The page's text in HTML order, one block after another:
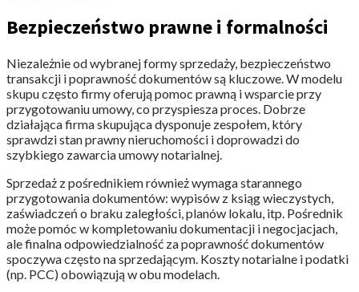
Bezpieczeństwo prawne i formalności
Niezależnie od wybranej formy sprzedaży, bezpieczeństwo
transakcji i poprawność dokumentów są kluczowe. W modelu
skupu często firmy oferują pomoc prawną i wsparcie przy
przygotowaniu umowy, co przyspiesza proces. Dobrze
działająca firma skupująca dysponuje zespołem, który
sprawdzi stan prawny nieruchomości i doprowadzi do
szybkiego zawarcia umowy notarialnej.
Sprzedaż z pośrednikiem również wymaga starannego
przygotowania dokumentów: wypisów z ksiąg wieczystych,
zaświadczeń o braku zaległości, planów lokalu, itp. Pośrednik
może pomóc w kompletowaniu dokumentacji i negocjacjach,
ale finalna odpowiedzialność za poprawność dokumentów
spoczywa często na sprzedającym. Koszty notarialne i podatki
(np. PCC) obowiązują w obu modelach.